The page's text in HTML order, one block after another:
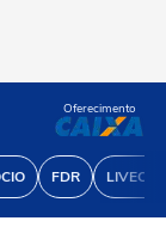
FDR
Oferecimento